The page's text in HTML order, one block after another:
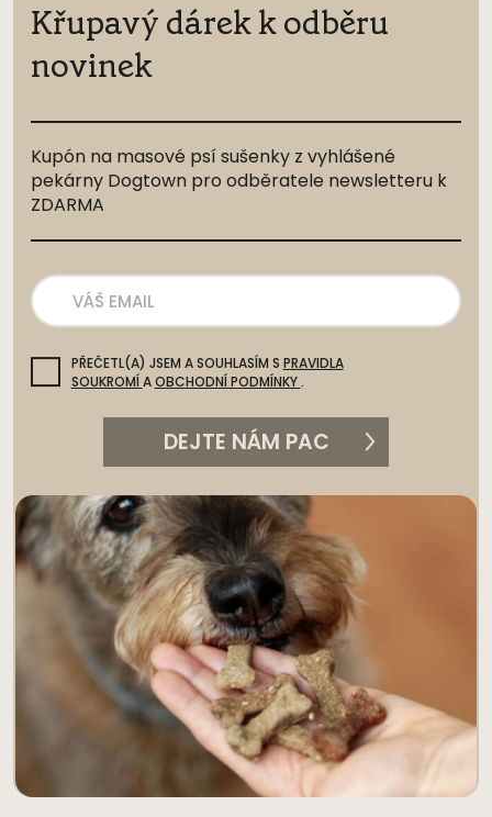
Křupavý dárek k odběru
novinek
Kupón na masové psí sušenky z vyhlášené
pekárny Dogtown pro odběratele newsletteru k
ZDARMA
PŘEČETL(A) JSEM A SOUHLASÍM S PRAVIDLA
SOUKROMÍAOBCHODNÍ PODMÍNKY.
DEJTE NÁM PAC